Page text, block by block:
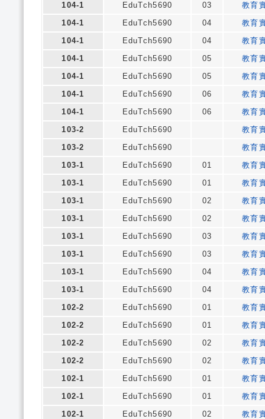
104-1
EduTch5690 03
教育
104-1
EduTch5690 04
教育
104-1
EduTch5690 04
教育
104-1
EduTch5690 05
教育
104-1
EduTch5690 05
教育
104-1
EduTch5690 06
教育
104-1
EduTch5690 06
教育
103-2
EduTch5690
教育
103-2
EduTch5690
教育
103-1
EduTch5690 01
教育
103-1
EduTch5690 01
教育
103-1
EduTch5690 02
教育
103-1
EduTch5690 02
教育
103-1
EduTch5690 03
教育
103-1
EduTch5690 03
教育
103-1
EduTch5690 04
教育
103-1
EduTch5690 04
教育
102-2
EduTch5690 01
教育
102-2
EduTch5690 01
教育
102-2
EduTch5690 02
教育
102-2
EduTch5690 02
教育
102-1
EduTch5690 01
教育
102-1
EduTch5690 01
教育
102-1
EduTch5690 02
教育